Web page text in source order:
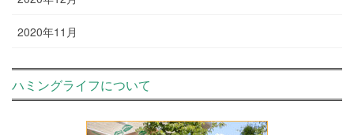
2020年11月
ハミングライフについて